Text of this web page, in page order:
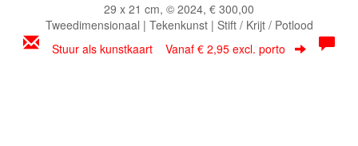
29 x 21 cm, © 2024, € 300,00
Tweedimensionaal | Tekenkunst | Stift / Krijt / Potlood
Stuur als kunstkaart Vanaf € 2,95 excl. porto